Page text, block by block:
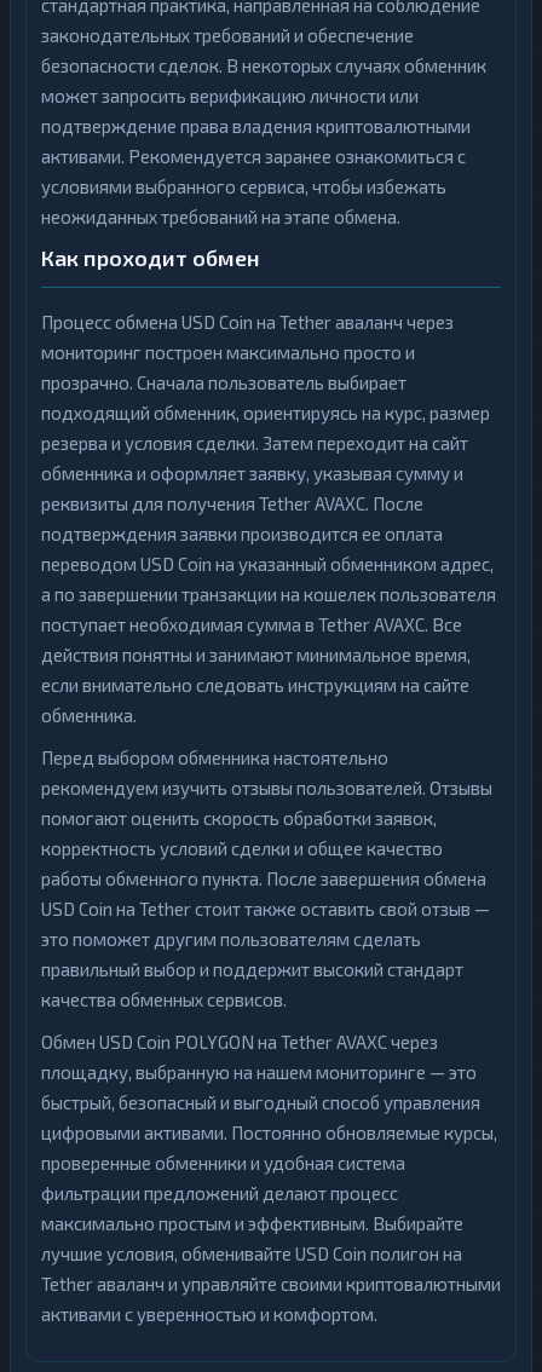
стандартная практика, направленная на соблюдение
законодательных требований и обеспечение
безопасности сделок. В некоторых случаях обменник
может запросить верификацию личности или
подтверждение права владения криптовалютными
активами. Рекомендуется заранее ознакомиться с
условиями выбранного сервиса, чтобы избежать
неожиданных требований на этапе обмена.
Как проходит обмен
Процесс обмена USD Coin на Tether аваланч через
мониторинг построен максимально просто и
прозрачно. Сначала пользователь выбирает
подходящий обменник, ориентируясь на курс, размер
резерва и условия сделки. Затем переходит на сайт
обменника и оформляет заявку, указывая сумму и
реквизиты для получения Tether AVAXC. После
подтверждения заявки производится ее оплата
переводом USD Coin на указанный обменником адрес,
а по завершении транзакции на кошелек пользователя
поступает необходимая сумма в Tether AVAXC. Все
действия понятны и занимают минимальное время,
если внимательно следовать инструкциям на сайте
обменника.
Перед выбором обменника настоятельно
рекомендуем изучить отзывы пользователей. Отзывы
помогают оценить скорость обработки заявок,
корректность условий сделки и общее качество
работы обменного пункта. После завершения обмена
USD Coin на Tether стоит также оставить свой отзыв —
это поможет другим пользователям сделать
правильный выбор и поддержит высокий стандарт
качества обменных сервисов.
Обмен USD Coin POLYGON на Tether AVAXC через
площадку, выбранную на нашем мониторинге — это
быстрый, безопасный и выгодный способ управления
цифровыми активами. Постоянно обновляемые курсы,
проверенные обменники и удобная система
фильтрации предложений делают процесс
максимально простым и эффективным. Выбирайте
лучшие условия, обменивайте USD Coin полигон на
Tether аваланч и управляйте своими криптовалютными
активами с уверенностью и комфортом.